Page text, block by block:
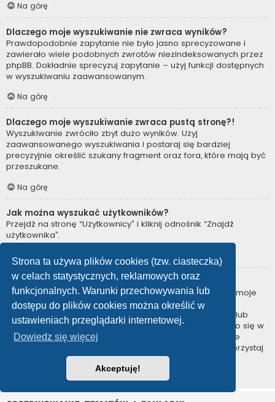
Strona ta używa plików cookies (tzw. ciasteczka)
w celach statystycznych, reklamowych oraz
funkcjonalnych. Warunki przechowywania lub
dostępu do plików cookies można określić w
ustawieniach przeglądarki internetowej.
Dowiedz się więcej
Akceptuję!
Na górę
Dlaczego moje wyszukiwanie nie zwraca wyników?
Prawdopodobnie zapytanie nie było jasno sprecyzowane i
zawierało wiele podobnych zwrotów niezindeksowanych przez
phpBB. Dokładnie sprecyzuj zapytanie – użyj funkcji dostępnych
w wyszukiwaniu zaawansowanym.
Na górę
Dlaczego moje wyszukiwanie zwraca pustą stronę?!
Wyszukiwanie zwróciło zbyt dużo wyników. Użyj
zaawansowanego wyszukiwania i postaraj się bardziej
precyzyjnie określić szukany fragment oraz fora, które mają być
przeszukane.
Na górę
Jak można wyszukać użytkowników?
Przejdź na stronę “Użytkownicy” i kliknij odnośnik “Znajdź
użytkownika”.
Na górę
W jaki sposób można znaleźć swoje posty i tematy?
Swoje posty można znaleźć, klikając odnośnik “Wyświetl moje
posty” znajdujący się w panelu zarządzania kontem lub
odnośnik “Posty użytkownika” na stronie swojego profilu lub
wybierając „Twoje posty” z menu „Więcej…” znajdującego się w
górnym lewym rogu witryny. Jeśli chcesz wyszukać swoje
tematy, użyj strony wyszukiwania zaawansowanego i skorzystaj
z odpowiednich funkcji.